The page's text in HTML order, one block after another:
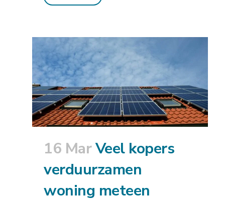
16 MarVeel kopers
verduurzamen
woning meteen